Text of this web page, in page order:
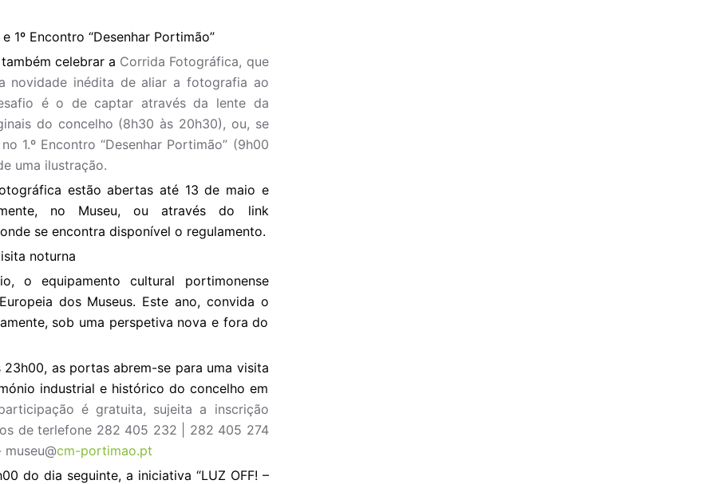
1º Encontro “Desenhar Portimão”
celebrar a Corrida Fotográfica, que
novidade inédita de aliar a fotografia ao
é o de captar através da lente da
do concelho (8h30 às 20h30), ou, se
1.º Encontro “Desenhar Portimão” (9h00
uma ilustração.
estão abertas até 13 de maio e
no Museu, ou através do link
se encontra disponível o regulamento.
noturna
o equipamento cultural portimonense
dos Museus. Este ano, convida o
sob uma perspetiva nova e fora do
23h00, as portas abrem-se para uma visita
industrial e histórico do concelho em
é gratuita, sujeita a inscrição
de terlefone 282 405 232 | 282 405 274
cm-portimao.pt
do dia seguinte, a iniciativa “LUZ OFF! –